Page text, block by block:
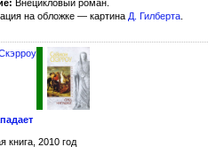
Внецикловый роман.
на обложке — картина Д. Гилберта
книга, 2010 год